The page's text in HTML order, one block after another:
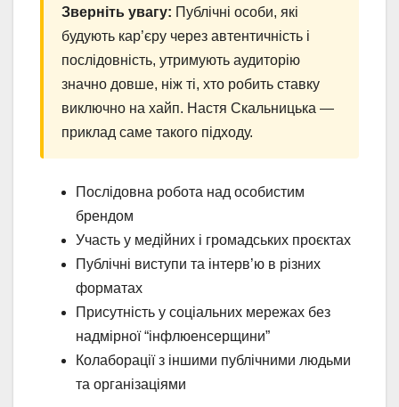
Зверніть увагу: Публічні особи, які
будують кар’єру через автентичність і
послідовність, утримують аудиторію
значно довше, ніж ті, хто робить ставку
виключно на хайп. Настя Скальницька —
приклад саме такого підходу.
Послідовна робота над особистим
брендом
Участь у медійних і громадських проєктах
Публічні виступи та інтерв’ю в різних
форматах
Присутність у соціальних мережах без
надмірної “інфлюенсерщини”
Колаборації з іншими публічними людьми
та організаціями